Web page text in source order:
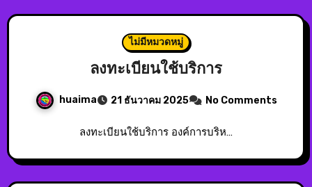
ไม่มีหมวดหมู่
ลงทะเบียนใช้บริการ
huaima 21 ธันวาคม 2025 No Comments
ลงทะเบียนใช้บริการ องค์การบริห…